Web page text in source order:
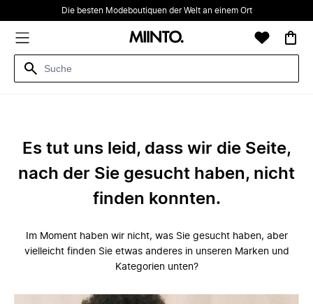
Die besten Modeboutiquen der Welt an einem Ort
Es tut uns leid, dass wir die Seite,
nach der Sie gesucht haben, nicht
finden konnten.
Im Moment haben wir nicht, was Sie gesucht haben, aber
vielleicht finden Sie etwas anderes in unseren Marken und
Kategorien unten?